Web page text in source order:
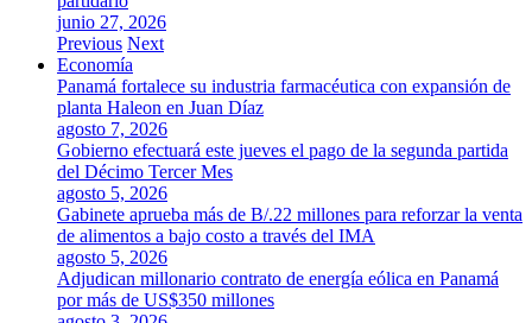
junio 27, 2026
Previous Next
Economía
Panamá fortalece su industria farmacéutica con expansión de
planta Haleon en Juan Díaz
agosto 7, 2026
Gobierno efectuará este jueves el pago de la segunda partida
del Décimo Tercer Mes
agosto 5, 2026
Gabinete aprueba más de B/.22 millones para reforzar la venta
de alimentos a bajo costo a través del IMA
agosto 5, 2026
Adjudican millonario contrato de energía eólica en Panamá
por más de US$350 millones